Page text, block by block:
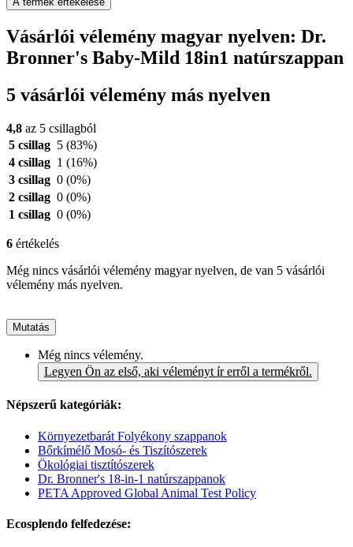
Vásárlói vélemény magyar nyelven: Dr.
Bronner's Baby-Mild 18in1 natúrszappan
5 vásárlói vélemény más nyelven
4,8 az 5 csillagból
5 csillag 5 (83%)
4 csillag 1 (16%)
3 csillag 0 (0%)
2 csillag 0 (0%)
1 csillag 0 (0%)
6 értékelés
Még nincs vásárlói vélemény magyar nyelven, de van 5 vásárlói
vélemény más nyelven.
Mutatás
Még nincs vélemény.
Legyen Ön az első, aki véleményt ír erről a termékről.
Népszerű kategóriák:
Környezetbarát Folyékony szappanok
Bőrkímélő Mosó- és Tiszítószerek
Ökológiai tisztítószerek
Dr. Bronner's 18-in-1 natúrszappanok
PETA Approved Global Animal Test Policy
Ecosplendo felfedezése: